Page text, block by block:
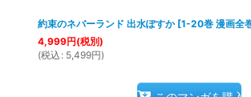
約束のネバーランド 出水ぽすか [1-20巻 漫画全
4,999円(税別)
(税込 : 5,499円)